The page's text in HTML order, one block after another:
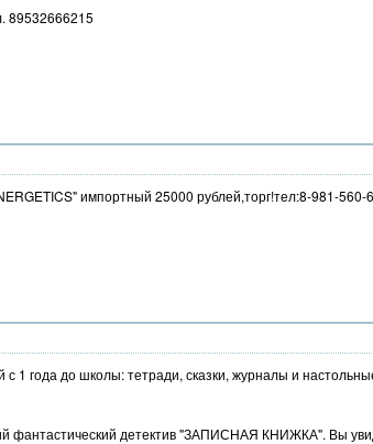
89532666215
импортный 25000 рублей,торг!тел:8-981-560-
года до школы: тетради, сказки, журналы и
фантастический детектив "ЗАПИСНАЯ КНИЖКА". Вы